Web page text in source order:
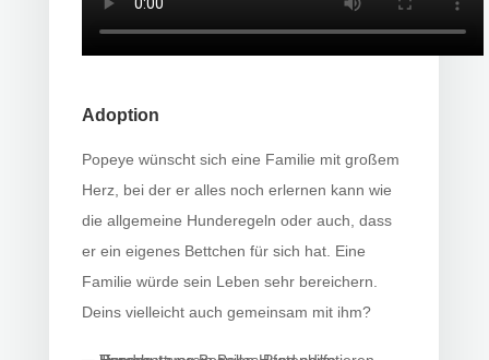
Adoption
Popeye wünscht sich eine Familie mit großem
Herz, bei der er alles noch erlernen kann wie
die allgemeine Hunderegeln oder auch, dass
er ein eigenes Bettchen für sich hat. Eine
Familie würde sein Leben sehr bereichern.
Deins vielleicht auch gemeinsam mit ihm?